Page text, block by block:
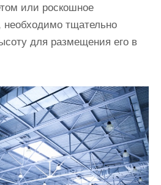
или роскошное
необходимо тщательно
для размещения его в